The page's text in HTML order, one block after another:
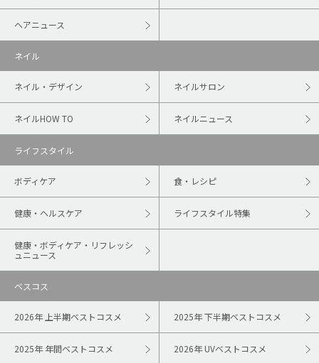
ヘアニュース
ネイル
ネイル・デザイン ネイルサロン
ネイルHOW TO ネイルニュース
ライフスタイル
ボディケア 食・レシピ
健康・ヘルスケア ライフスタイル特集
健康・ボディケア・リフレッシ
ュニュース
ベスコス
2026年 上半期ベストコスメ 2025年 下半期ベストコスメ
2025年 年間ベストコスメ 2026年 UVベストコスメ